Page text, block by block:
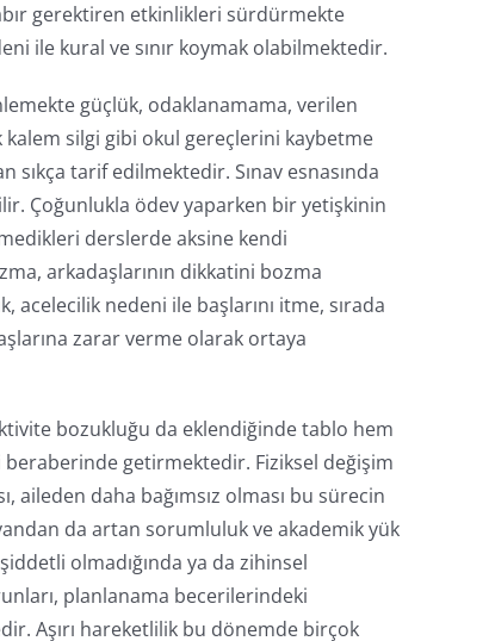
gerektiren etkinlikleri sürdürmekte
ile kural ve sınır koymak olabilmektedir.
güçlük, odaklanamama, verilen
silgi gibi okul gereçlerini kaybetme
tarif edilmektedir. Sınav esnasında
Çoğunlukla ödev yaparken bir yetişkinin
derslerde aksine kendi
arkadaşlarının dikkatini bozma
nedeni ile başlarını itme, sırada
zarar verme olarak ortaya
bozukluğu da eklendiğinde tablo hem
getirmektedir. Fiziksel değişim
aileden daha bağımsız olması bu sürecin
da artan sorumluluk ve akademik yük
olmadığında ya da zihinsel
planlanama becerilerindeki
Aşırı hareketlilik bu dönemde birçok